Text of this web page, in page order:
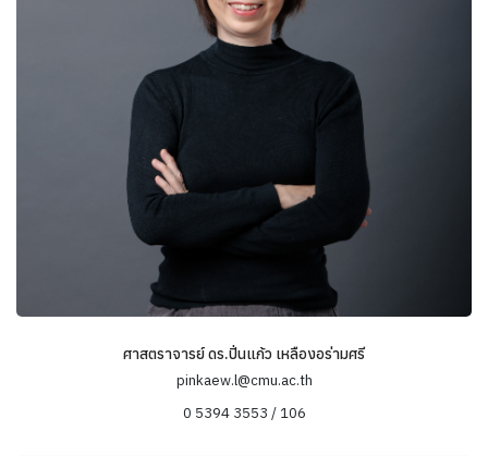
ล้านนา-สิบสองปันนาคดีศึกษา
มานุษยวิทยาในอาณาบริเวณชายแดน
ศาสตราจารย์ ดร.ปิ่นแก้ว เหลืองอร่ามศรี
pinkaew.l@cmu.ac.th
0 5394 3553 / 106